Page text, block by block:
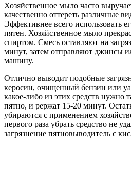
Хозяйственное мыло часто
качественно оттереть различные
Эффективнее всего использовать
пятен. Хозяйственное мыло
спиртом. Смесь оставляют на
минут, затем отправляют джинсы
машину.
Отлично выводит подобные
керосин, очищенный бензин или
какое-либо из этих средств нужно
пятно, и рержат 15-20 минут.
убираются с применением
первого раза убрать средство не
загрязнение пятновыводитель с